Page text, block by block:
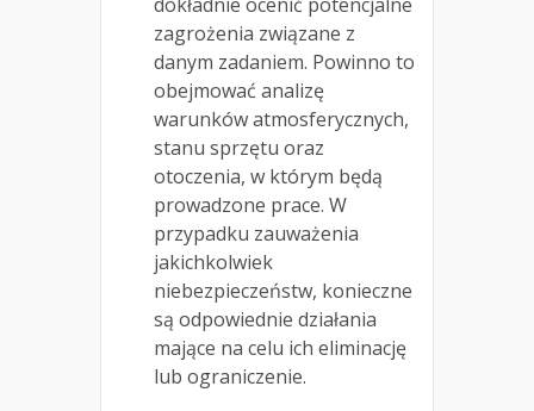
zagrożenia związane z
danym zadaniem. Powinno to
obejmować analizę
warunków atmosferycznych,
stanu sprzętu oraz
otoczenia, w którym będą
prowadzone prace. W
przypadku zauważenia
jakichkolwiek
niebezpieczeństw, konieczne
są odpowiednie działania
mające na celu ich eliminację
lub ograniczenie.